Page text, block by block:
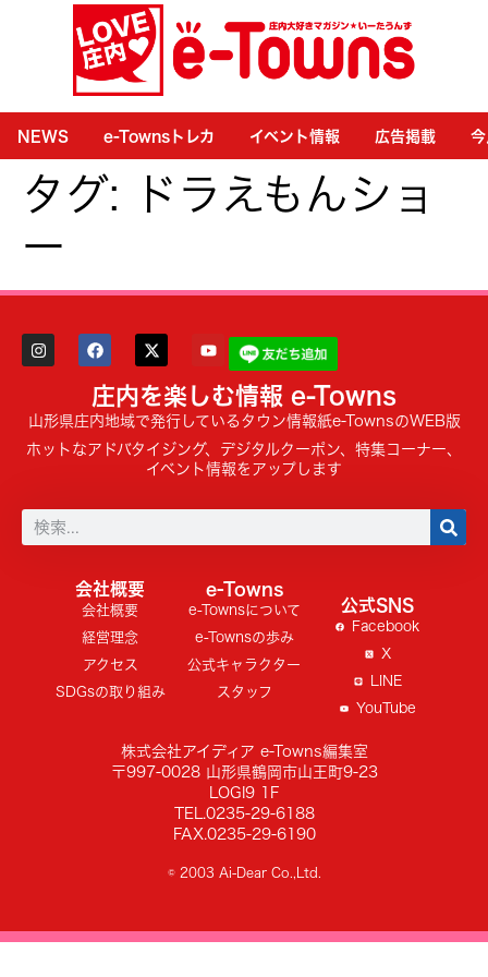
NEWS e-Townsトレカ イベント情報 広告掲載
タグ:
ドラえもんショ
ー
庄内を楽しむ情報 e-Towns
山形県庄内地域で発行しているタウン情報紙e-TownsのWEB版
ホットなアドバタイジング、デジタルクーポン、特集コーナー、
イベント情報をアップします
会社概要
会社概要
経営理念
アクセス
SDGsの取り組み
e-Towns
e-Townsについて
e-Townsの歩み
公式キャラクター
スタッフ
公式SNS
Facebook
X
LINE
YouTube
株式会社アイディア e-Towns編集室
〒997-0028 山形県鶴岡市山王町9-23
LOGI9 1F
TEL.0235-29-6188
FAX.0235-29-6190
© 2003 Ai-Dear Co.,Ltd.